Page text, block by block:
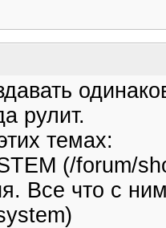
рулит.
темах:
(/forum/
Все что с